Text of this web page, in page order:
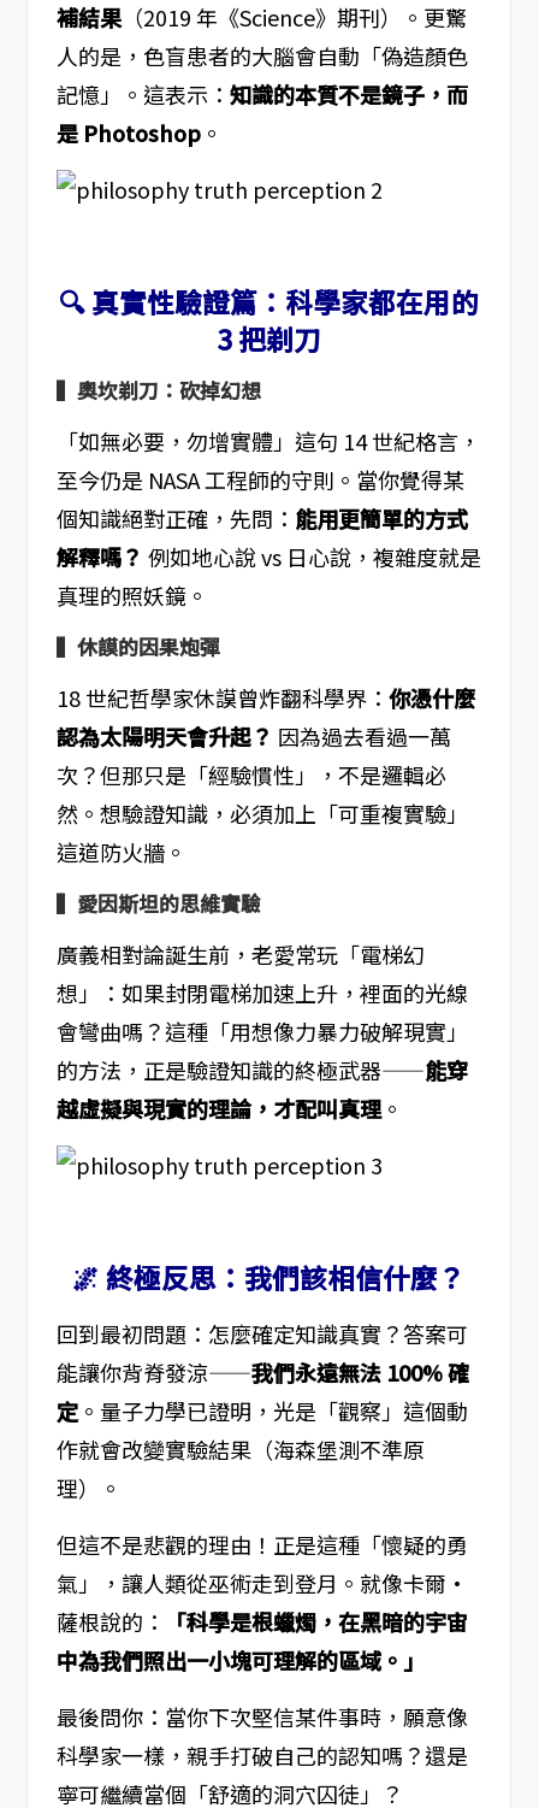
補結果（2019 年《Science》期刊）。更驚
人的是，色盲患者的大腦會自動「偽造顏色
記憶」。這表示： 知識的本質不是鏡子，而
是 Photoshop。
🔍 真實性驗證篇：科學家都在用的
3 把剃刀
▍奧坎剃刀：砍掉幻想
「如無必要，勿增實體」這句 14 世紀格言，
至今仍是 NASA 工程師的守則。當你覺得某
個知識絕對正確，先問： 能用更簡單的方式
解釋嗎？ 例如地心說 vs 日心說，複雜度就是
真理的照妖鏡。
▍休謨的因果炮彈
18 世紀哲學家休謨曾炸翻科學界： 你憑什麼
認為太陽明天會升起？ 因為過去看過一萬
次？但那只是「經驗慣性」，不是邏輯必
然。想驗證知識，必須加上「可重複實驗」
這道防火牆。
▍愛因斯坦的思維實驗
廣義相對論誕生前，老愛常玩「電梯幻
想」：如果封閉電梯加速上升，裡面的光線
會彎曲嗎？這種「用想像力暴力破解現實」
的方法，正是驗證知識的終極武器——能穿
越虛擬與現實的理論，才配叫真理。
🌌 終極反思：我們該相信什麼？
回到最初問題：怎麼確定知識真實？答案可
能讓你背脊發涼——我們永遠無法 100% 確
定。量子力學已證明，光是「觀察」這個動
作就會改變實驗結果（海森堡測不準原
理）。
但這不是悲觀的理由！正是這種「懷疑的勇
氣」，讓人類從巫術走到登月。就像卡爾·
薩根說的：
「科學是根蠟燭，在黑暗的宇宙
中為我們照出一小塊可理解的區域。」
最後問你：當你下次堅信某件事時，願意像
科學家一樣，親手打破自己的認知嗎？還是
寧可繼續當個「舒適的洞穴囚徒」？